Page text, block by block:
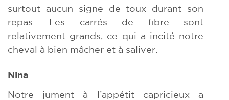
surtout aucun signe de toux durant son
repas. Les carrés de fibre sont
relativement grands, ce qui a incité notre
cheval à bien mâcher et à saliver.
Nina
Notre jument à l’appétit capricieux a